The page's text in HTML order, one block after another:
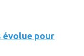
évolue pour